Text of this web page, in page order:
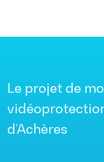
Le projet de
d’Achères